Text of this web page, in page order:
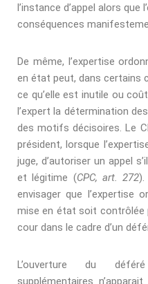
l’instance d’appel alors que
conséquences
De même, l’expertise
en état peut, dans certains
ce qu’elle est inutile ou
l’expert la détermination
des motifs décisoires. Le
président, lorsque
juge, d’autoriser un appel
et légitime (CPC, art. 272
envisager que l’expertise
mise en état soit contrôlée
cour dans le cadre d’un
L’ouverture du
supplémentaires